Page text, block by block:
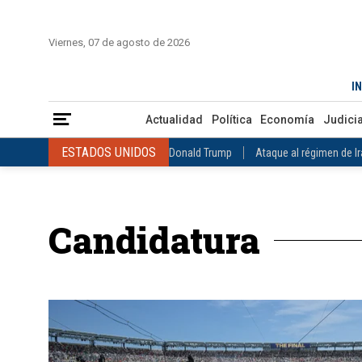
Viernes, 07 de agosto de 2026
Actualidad Política Economía Judicial
ESTADOS UNIDOS Donald Trump Ataque al régimen de
VENEZUELA Juicio contra Maduro Terremoto en
ESTADOS UNIDOS
INTERNACIONAL Raúl Castro José Luis Rodríguez Zapatero
COLOMBIA Elecciones Presidenciales en Colombia Gustavo
Candidatura